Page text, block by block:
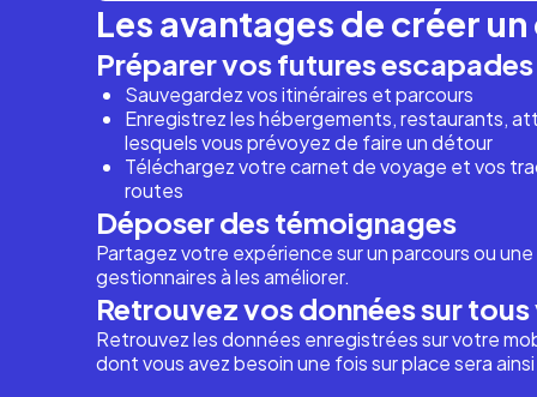
Les avantages de créer
Préparer vos futures escapades
Sauvegardez vos itinéraires et parcours
Enregistrez les hébergements, restaurants,
lesquels vous prévoyez de faire un détour
Téléchargez votre carnet de voyage et vos
routes
Déposer des témoignages
Partagez votre expérience sur un parcours ou
gestionnaires à les améliorer.
Retrouvez vos données sur
Retrouvez les données enregistrées sur votre
dont vous avez besoin une fois sur place sera